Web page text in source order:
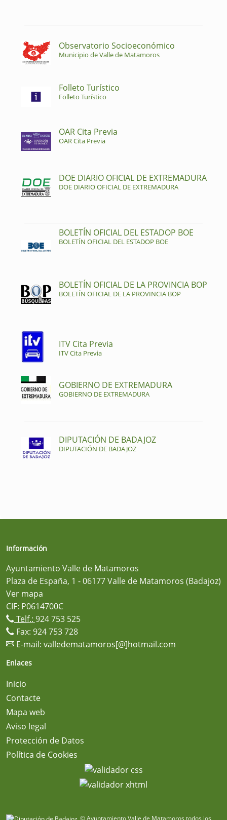
Observatorio Socioeconómico
Municipio de Valle de Matamoros
Folleto Turístico
Folleto Turístico
OAR Cita Previa
OAR Cita Previa
DOE DIARIO OFICIAL DE EXTREMADURA
DOE DIARIO OFICIAL DE EXTREMADURA
BOLETÍN OFICIAL DEL ESTADOP BOE
BOLETÍN OFICIAL DEL ESTADOP BOE
BOLETÍN OFICIAL DE LA PROVINCIA BOP
BOLETÍN OFICIAL DE LA PROVINCIA BOP
ITV Cita Previa
ITV Cita Previa
GOBIERNO DE EXTREMADURA
GOBIERNO DE EXTREMADURA
DIPUTACIÓN DE BADAJOZ
DIPUTACIÓN DE BADAJOZ
Información
Ayuntamiento Valle de Matamoros
Plaza de España, 1 - 06177 Valle de Matamoros (Badajoz)
Ver mapa
CIF: P0614700C
Telf.: 924 753 525
Fax: 924 753 728
E-mail: valledematamoros[@]hotmail.com
Enlaces
Inicio
Contacte
Mapa web
Aviso legal
Protección de Datos
Política de Cookies